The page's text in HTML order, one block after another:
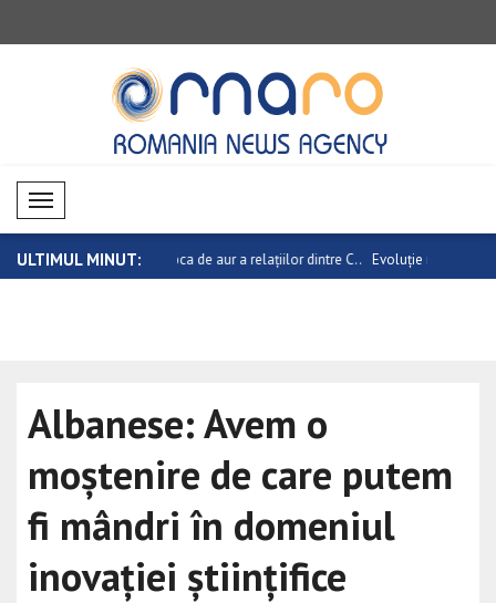
Mobil Menü
ULTIMUL MINUT:
aur a relațiilor dintre C.. Evoluție negativă pe piețele valutare
Albanese: Avem o
moștenire de care putem
fi mândri în domeniul
inovației științifice